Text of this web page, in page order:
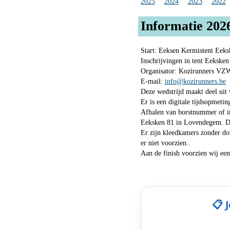
Informatie
Start: Eeksen Kermistent
Inschrijvingen in tent
Organisator: Kozirunners
E-mail: info@kozirunners.be
Deze wedstrijd maakt deel
Er is een digitale
Afhalen van borstnummer of
Eeksken 81 in Lovendegem.
Er zijn kleedkamers zonder
er niet voorzien..
Aan de finish voorzien wij
📋